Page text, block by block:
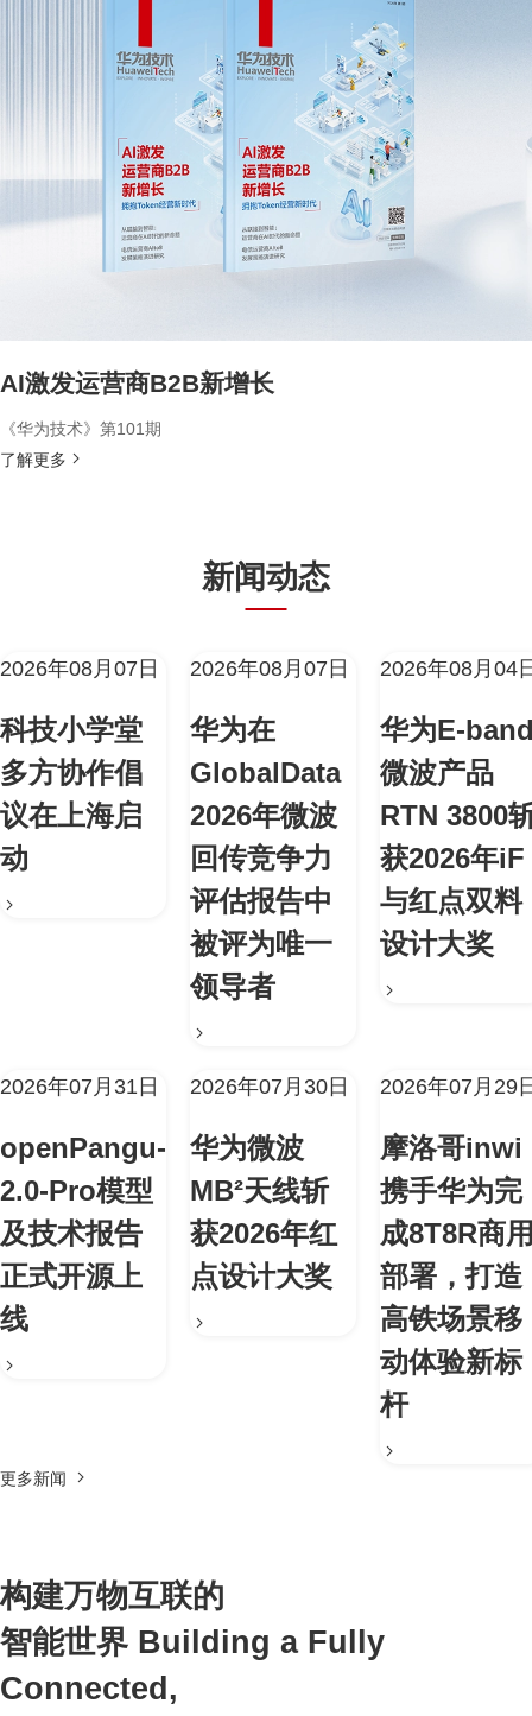
AI激发运营商B2B新增长
《华为技术》第101期
了解更多
新闻动态
2026年08月07日
科技小学堂
多方协作倡
议在上海启
动
2026年08月07日
华为在
GlobalData
2026年微波
回传竞争力
评估报告中
被评为唯一
领导者
2026年08月04
华为E-
微波产品
RTN 3800
获2026年iF
与红点双料
设计大奖
2026年07月31日
openPangu-
2.0-Pro模型
及技术报告
正式开源上
线
2026年07月30日
华为微波
MB²天线斩
获2026年红
点设计大奖
2026年07月29
摩洛哥inwi
携手华为完
成8T8R商
部署，打造
高铁场景移
动体验新标
杆
更多新闻
构建万物互联的
智能世界 Building a Fully
Connected,